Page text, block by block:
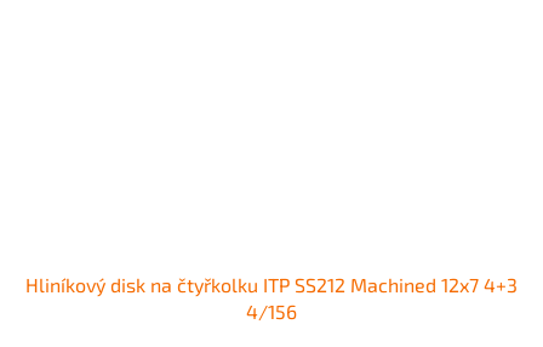
Hliníkový disk na čtyřkolku ITP SS212 Machined 12x7 4+3
4/156